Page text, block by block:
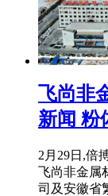
飞尚非
新闻 粉
2月29日,倍
飞尚非金属
司及安徽省